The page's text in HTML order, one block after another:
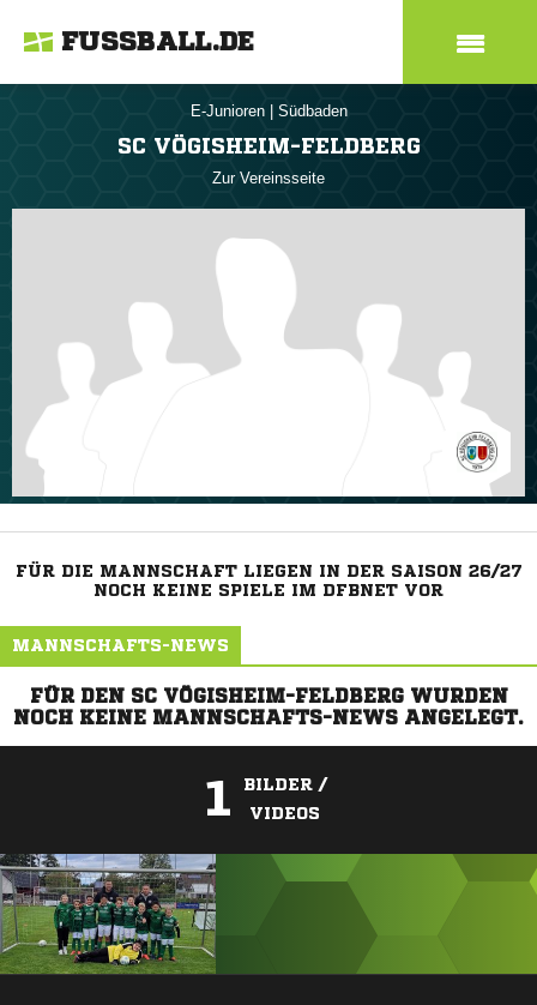
FUSSBALL.DE
E-Junioren Südbaden
SC VÖGISHEIM-FELDBERG
Zur Vereinsseite
FÜR DIE MANNSCHAFT LIEGEN IN DER SAISON 26/27
NOCH KEINE SPIELE IM DFBNET VOR
MANNSCHAFTS-NEWS
FÜR DEN SC VÖGISHEIM-FELDBERG WURDEN
NOCH KEINE MANNSCHAFTS-NEWS ANGELEGT.
1
BILDER /
VIDEOS